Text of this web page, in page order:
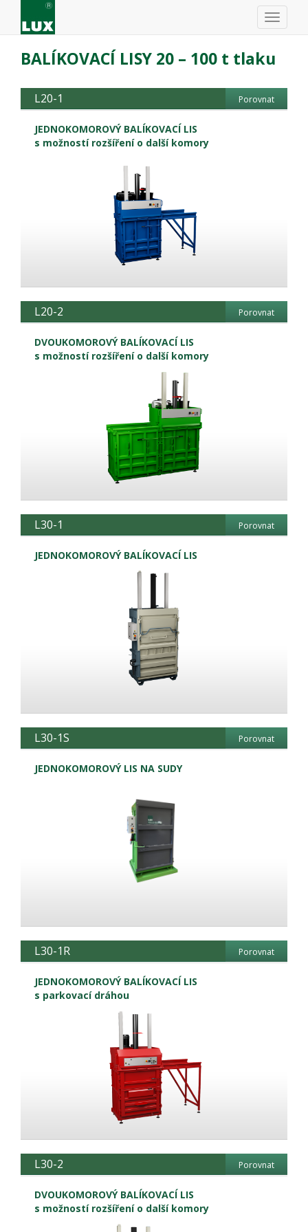
BALÍKOVACÍ LISY 20 – 100 t tlaku
Porovnat
L20-1
JEDNOKOMOROVÝ BALÍKOVACÍ LIS
s možností rozšíření o další komory
Porovnat
L20-2
DVOUKOMOROVÝ BALÍKOVACÍ LIS
s možností rozšíření o další komory
Porovnat
L30-1
JEDNOKOMOROVÝ BALÍKOVACÍ LIS
Porovnat
L30-1S
JEDNOKOMOROVÝ LIS NA SUDY
Porovnat
L30-1R
JEDNOKOMOROVÝ BALÍKOVACÍ LIS
s parkovací dráhou
Porovnat
L30-2
DVOUKOMOROVÝ BALÍKOVACÍ LIS
s možností rozšíření o další komory